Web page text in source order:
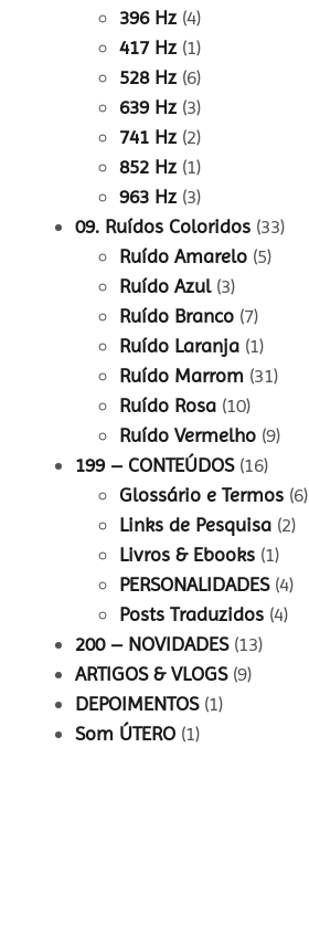
396 Hz (4)
417 Hz (1)
528 Hz (6)
639 Hz (3)
741 Hz (2)
852 Hz (1)
963 Hz (3)
09. Ruídos Coloridos (33)
Ruído Amarelo (5)
Ruído Azul(3)
Ruído Branco (7)
Ruído Laranja (1)
Ruído Marrom (31)
Ruído Rosa (10)
Ruído Vermelho (9)
199 – CONTEÚDOS(16)
Glossário e Termos (6)
Links de Pesquisa (2)
Livros & Ebooks (1)
PERSONALIDADES(4)
Posts Traduzidos (4)
200 – NOVIDADES(13)
ARTIGOS & VLOGS(9)
DEPOIMENTOS(1)
Som ÚTERO (1)